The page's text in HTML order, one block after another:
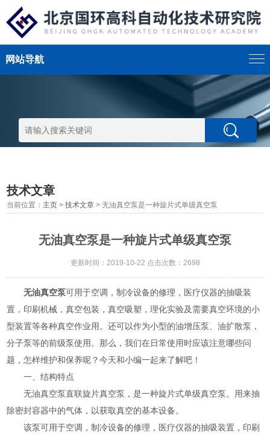
网站导航
技术文章
当前位置： 主页 >技术文章 > 无油真空泵是一种旋片式单级真空泵
无油真空泵是一种旋片式单级真空泵
更新时间：2019-10-22 点击次数：2698
无油真空泵可用于空调，制冷设备的修理，医疗仪器的抽吸装
置，印刷机械，真空包装，真空吸塑，理化实验及需要真空环境的小
型装置等各种真空作业用。还可以作为小型的油增压泵、油扩散泵，
分子泵等的前级泵使用。那么，我们在日常使用时应该注意哪些问
题，怎样维护和保养呢？今天和小编一起来了解吧！
一、结构特点
无油真空泵直联旋片真空泵，是一种旋片式单级真空泵。用来抽
除密封容器中的气体，以获取真空的基本设备。
该泵可用于空调，制冷设备的修理，医疗仪器的抽吸装置，印刷